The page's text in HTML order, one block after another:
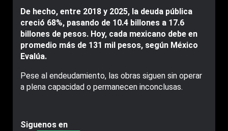
De hecho, entre 2018 y 2025, la deuda pública
creció 68%, pasando de 10.4 billones a 17.6
billones de pesos. Hoy, cada mexicano debe en
promedio más de 131 mil pesos, según México
Evalúa.
Pese al endeudamiento, las obras siguen sin operar
a plena capacidad o permanecen inconclusas.
Siguenos en